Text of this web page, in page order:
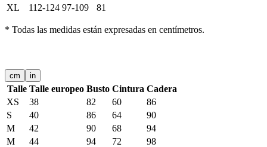
XL
112-124 97-109 81
* Todas las medidas están expresadas en centímetros.
cm in
Talle Talle europeo Busto Cintura Cadera
XS
38 82 60
86
S
40 86 64
90
M
42 90 68
94
M
44 94 72
98